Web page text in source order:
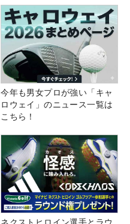
今年も男女プロが強い「キャ
ロウェイ」のニュース一覧は
こちら！